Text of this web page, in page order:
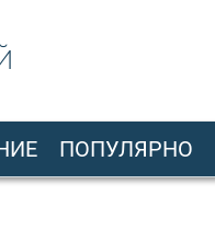
ПОПУЛЯРНО